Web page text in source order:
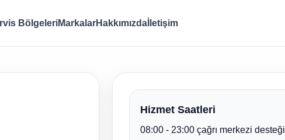
BölgeleriMarkalarHakkımızdaİletişim
Hizmet Saatleri
08:00 - 23:00 çağrı merkezi desteği